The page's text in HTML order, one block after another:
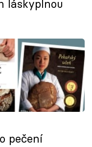
láskyplnou
pečení